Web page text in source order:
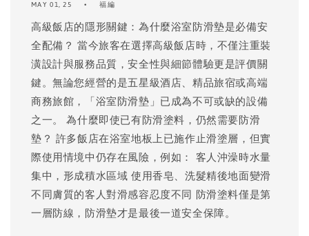
MAY 01, 25 福編
高級飯店的隱形關鍵：為什麼浴室防滑墊是必備安
全配備？ 當今旅客在選擇高級飯店時，不僅注重裝
潢設計與服務品質，安全性與細節體驗更是評價關
鍵。無論您經營的是五星級酒店、精品旅宿或高端
商務旅館，「浴室防滑墊」已成為不可或缺的設備
之一。 為什麼即使已有防滑塗料，仍然需要防滑
墊？ 許多飯店在浴室地板上已施作止滑塗層，但實
際使用情境中仍存在風險，例如： 客人沖澡時水量
集中，形成積水區域 使用香皂、洗髮精後地面變滑
不同膚質的客人對滑感容忍度不同 防滑塗料僅是第
一層防線，防滑墊才是最後一道安全保障。